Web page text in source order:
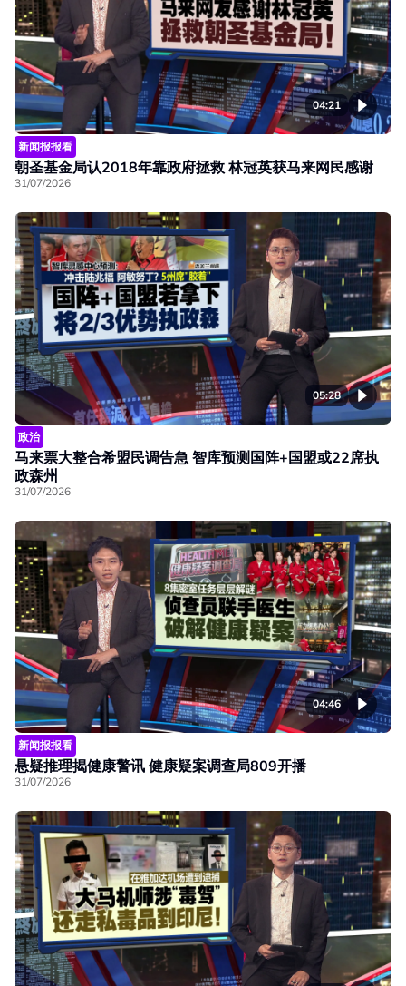
04:21
新闻报报看
朝圣基金局认2018年靠政府拯救 林冠英获马来网民感谢
31/07/2026
05:28
政治
马来票大整合希盟民调告急 智库预测国阵+国盟或22席执
政森州
31/07/2026
04:46
新闻报报看
悬疑推理揭健康警讯 健康疑案调查局809开播
31/07/2026